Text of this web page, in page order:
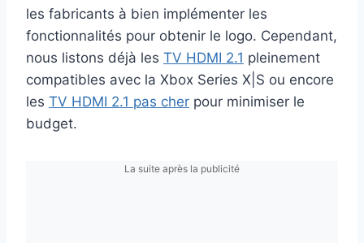
les fabricants à bien implémenter les
fonctionnalités pour obtenir le logo. Cependant,
nous listons déjà les TV HDMI 2.1 pleinement
compatibles avec la Xbox Series X|S ou encore
les TV HDMI 2.1 pas cher pour minimiser le
budget.
La suite après la publicité